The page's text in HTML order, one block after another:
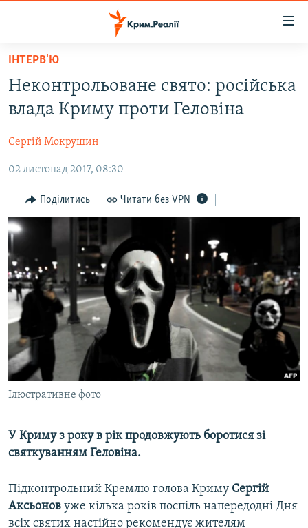
Перейти
основного
матеріалу
до
навігації
Перейти
пошуку
ВОДА.КРИМ
ВІДЕО ТА ФОТО
ПОЛІТИКА
БЛОГИ
ПОГЛЯД
ІНТЕРВ'Ю
ВСЕ ЗА ДЕНЬ
СПЕЦПРОЕКТИ
ДЕПОРТАЦІЯ
ВІДЕОУРОКИ «ELIFBE»
СВІДЧЕННЯ ОКУПАЦІЇ
УКРАЇНСЬКА ПРОБЛЕМА КРИМУ
ІНФОГРАФІКА
ЯК ОБІЙТИ БЛОКУВАННЯ
Русский
Qırımtatar
ДОЛУЧАЙСЯ!
Усі сайти RFE/RL
ІНТЕРВ'Ю
Неконтрольоване свято: російська
влада Криму проти Геловіна
Сергій Мокрушин
02 листопад 2017, 08:30
Поділитись Читати без VPN
Ілюстративне фото
У Криму з року в рік продовжують боротися зі
святкуванням Геловіна.
Підконтрольний Кремлю голова Криму Сергій
Аксьонов уже кілька років поспіль напередодні Дня
всіх святих настійно рекомендує жителям